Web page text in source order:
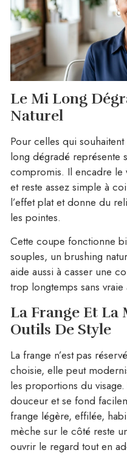
Le Mi Long
Naturel
Pour celles qui
long dégradé représente
compromis. Il encadre le
et reste assez simple à
l’effet plat et donne du
les pointes.
Cette coupe fonctionne
souples, un brushing
aide aussi à casser une
trop longtemps sans vraie
La Frange Et La
Outils De Style
La frange n’est pas
choisie, elle peut
les proportions du
douceur et se fond
frange légère, effilée,
mèche sur le côté reste
ouvrir le regard tout en